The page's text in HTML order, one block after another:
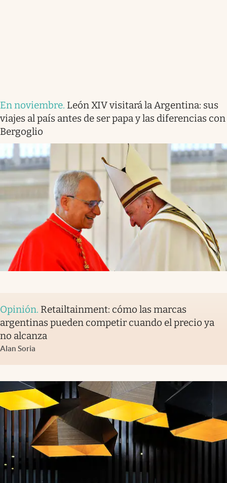
En noviembre. León XIV visitará la Argentina: sus
viajes al país antes de ser papa y las diferencias con
Bergoglio
Opinión. Retailtainment: cómo las marcas
argentinas pueden competir cuando el precio ya
no alcanza
Alan Soria